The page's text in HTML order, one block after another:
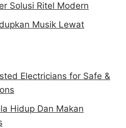
Solusi Ritel Modern
Musik Lewat
Electricians for Safe &
Hidup Dan Makan